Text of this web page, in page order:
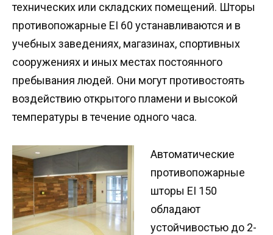
технических или складских помещений. Шторы
противопожарные EI 60 устанавливаются и в
учебных заведениях, магазинах, спортивных
сооружениях и иных местах постоянного
пребывания людей. Они могут противостоять
воздействию открытого пламени и высокой
температуры в течение одного часа.
Автоматические
противопожарные
шторы EI 150
обладают
устойчивостью до 2-